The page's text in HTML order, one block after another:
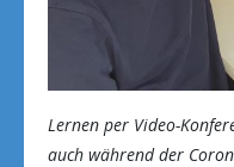
Lernen per Video-
auch während der